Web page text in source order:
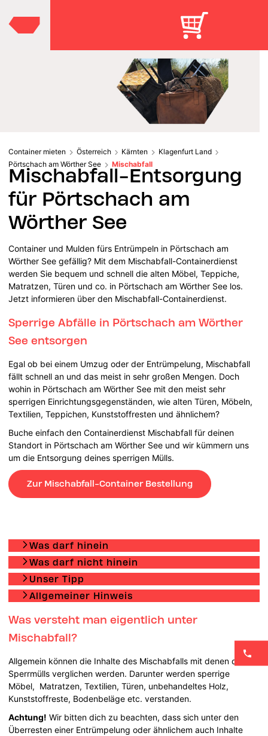
Container mieten Österreich Kärnten
Klagenfurt Land
Pörtschach am Wörther See
Mischabfall
Mischabfall-Entsorgung
für Pörtschach am
Wörther See
Container und Mulden fürs Entrümpeln in Pörtschach am
Wörther See gefällig? Mit dem Mischabfall-Containerdienst
werden Sie bequem und schnell die alten Möbel, Teppiche,
Matratzen, Türen und co. in Pörtschach am Wörther See los.
Jetzt informieren über den Mischabfall-Containerdienst.
Sperrige Abfälle in Pörtschach am Wörther
See entsorgen
Egal ob bei einem Umzug oder der Entrümpelung, Mischabfall
fällt schnell an und das meist in sehr großen Mengen. Doch
wohin in Pörtschach am Wörther See mit den meist sehr
sperrigen Einrichtungsgegenständen, wie alten Türen, Möbeln,
Textilien, Teppichen, Kunststoffresten und ähnlichem?
Buche einfach den Containerdienst Mischabfall für deinen
Standort in Pörtschach am Wörther See und wir kümmern uns
um die Entsorgung deines sperrigen Mülls.
Zur Mischabfall-Container Bestellung
Was darf hinein
Was darf nicht hinein
Unser Tipp
Allgemeiner Hinweis
Was versteht man eigentlich unter
Mischabfall?
Allgemein können die Inhalte des Mischabfalls mit denen des
Sperrmülls verglichen werden. Darunter werden sperrige
Möbel, Matratzen, Textilien, Türen, unbehandeltes Holz,
Kunststoffreste, Bodenbeläge etc. verstanden.
Achtung! Wir bitten dich zu beachten, dass sich unter den
Überresten einer Entrümpelung oder ähnlichem auch Inhalte